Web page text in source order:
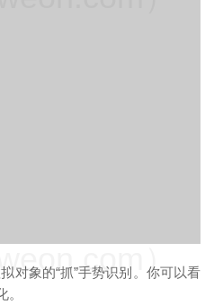
对象的“抓”手势识别。你可以看
）